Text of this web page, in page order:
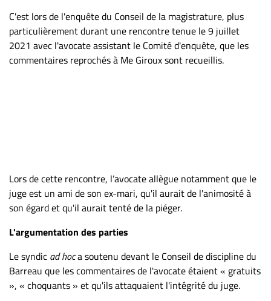
C'est lors de l'enquête du Conseil de la magistrature, plus
particulièrement durant une rencontre tenue le 9 juillet
2021 avec l'avocate assistant le Comité d'enquête, que les
commentaires reprochés à Me Giroux sont recueillis.
Lors de cette rencontre, l’avocate allègue notamment que le
juge est un ami de son ex-mari, qu'il aurait de l'animosité à
son égard et qu'il aurait tenté de la piéger.
L'argumentation des parties
Le syndic ad hoca soutenu devant le Conseil de discipline du
Barreau que les commentaires de l'avocate étaient « gratuits
», « choquants » et qu'ils attaquaient l'intégrité du juge.